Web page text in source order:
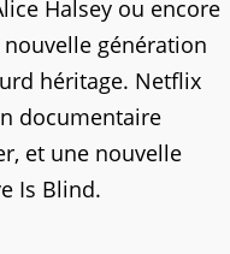
Halsey ou encore
génération
héritage. Netflix
documentaire
et une nouvelle
Is Blind.